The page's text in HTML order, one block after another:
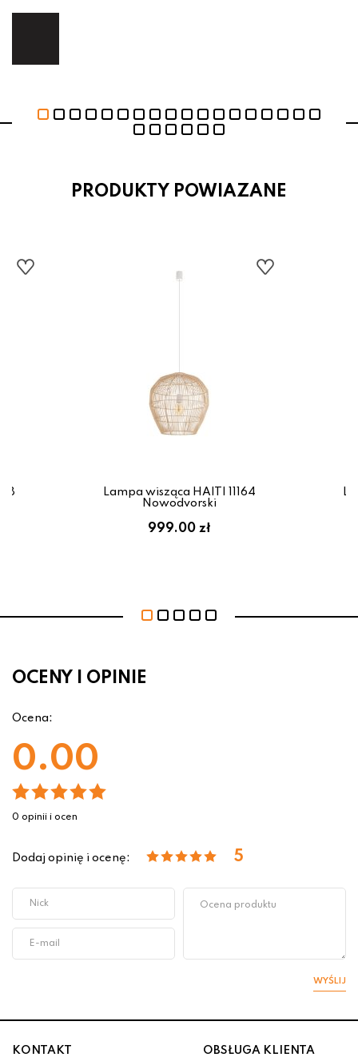
PRODUKTY POWIAZANE
Lampa wisząca HAITI 11164
Nowodvorski
999.00 zł
OCENY I OPINIE
Ocena:
0.00
0 opinii i ocen
Dodaj opinię i ocenę: 5
WYŚLIJ
KONTAKT OBSŁUGA KLIENTA